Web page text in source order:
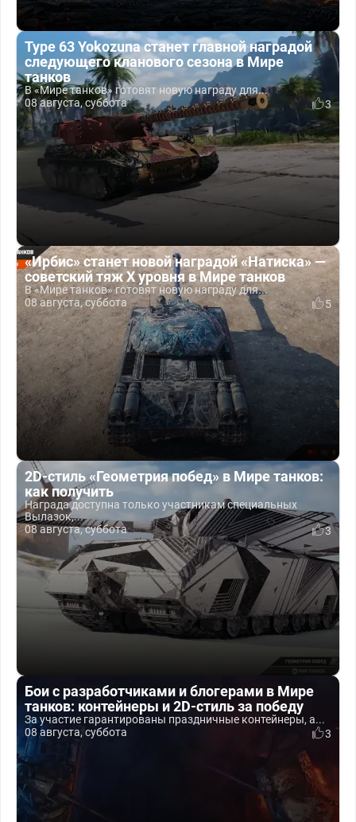
Type 63 Yokozuna станет главной наградой
следующего кланового сезона в Мире
танков
В «Мире танков» готовят новую награду для...
08 августа, суббота
3
«Ирбис» станет новой наградой «Натиска» —
советский тяж X уровня в Мире танков
В «Мире танков» готовят новую награду для...
08 августа, суббота
5
2D-стиль «Геометрия побед» в Мире танков:
как получить
Награда доступна только участникам специальных
Вылазок,...
08 августа, суббота
3
Бои с разработчиками и блогерами в Мире
танков: контейнеры и 2D-стиль за победу
За участие гарантированы праздничные контейнеры, а...
08 августа, суббота
3